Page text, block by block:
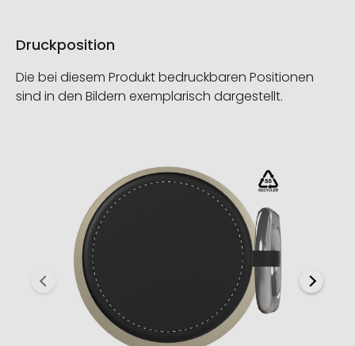
Druckposition
Die bei diesem Produkt bedruckbaren Positionen
sind in den Bildern exemplarisch dargestellt.